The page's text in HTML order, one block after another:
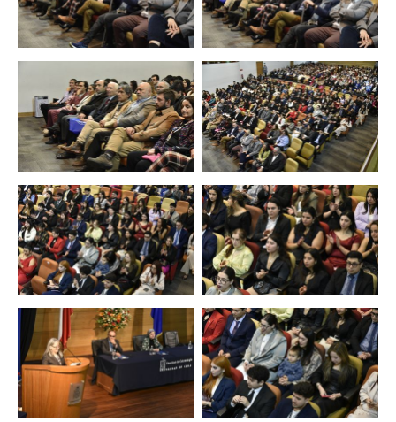
Zoom Zoom
Zoom Zoom